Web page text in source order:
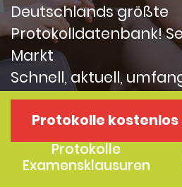
Deutschlands größte
Protokolldatenbank!
Markt
Schnell, aktuell,
Protokolle
1. Examen
Protokolle
Examensklausuren